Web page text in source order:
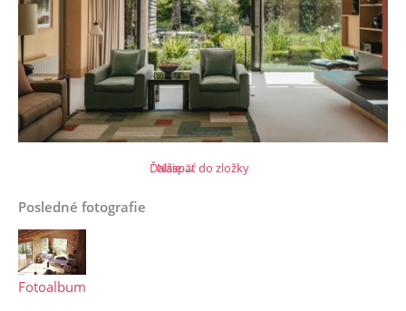
Ďalšie →
Naspäť do zložky
Posledné fotografie
Fotoalbum